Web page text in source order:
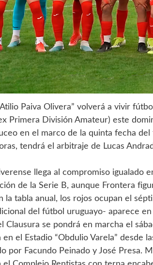
Paiva Olivera” volverá a vivir
Primera División Amateur) este
en el marco de la quinta fecha
tendrá el arbitraje de Lucas
llega al compromiso igualado
de la Serie B, aunque Frontera
la tabla anual, los rojos ocupan el
del fútbol uruguayo- aparece
Clausura se pondrá en marcha el
en el Estadio “Obdulio Varela” desde
por Facundo Peinado y José Presa.